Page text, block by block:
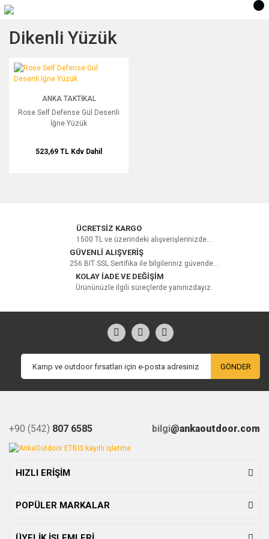
Dikenli Yüzük
Rose Self Defense Gül Desenli İğne Yüzük
ANKA TAKTIKAL
Rose Self Defense Gül Desenli
İğne Yüzük
523,69 TL Kdv Dahil
ÜCRETSİZ KARGO
1500 TL ve üzerindeki alışverişlerinizde...
GÜVENLİ ALIŞVERİŞ
256 BIT SSL Sertifika ile bilgileriniz güvende...
KOLAY İADE VE DEĞİŞİM
Ürününüzle ilgili süreçlerde yanınızdayız.
GÖNDER
+90 (542) 807 6585 bilgi@ankaoutdoor.com
HIZLI ERİŞİM
POPÜLER MARKALAR